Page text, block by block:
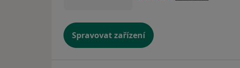
Spravovat zařízení